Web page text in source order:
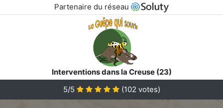
Partenaire du réseau
Interventions dans la Creuse (23)
5/5 (102 votes)